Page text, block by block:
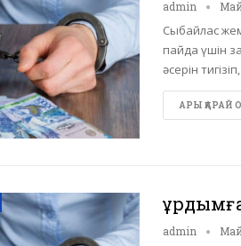
admin
Сыбайлас
пайда үшін
әсерін
АРЫ ҚАРАЙ
admin